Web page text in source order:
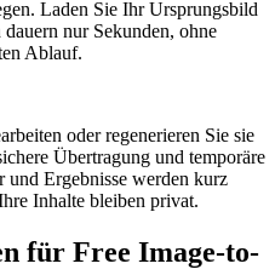
Laden Sie Ihr Ursprungsbild
nur Sekunden, ohne
Ablauf.
oder regenerieren Sie sie
Übertragung und temporäre
und Ergebnisse werden kurz
Inhalte bleiben privat.
für Free Image-to-